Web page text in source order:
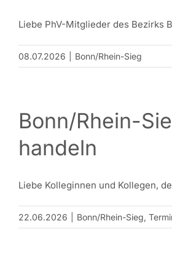
Liebe PhV-Mitglieder des Bezirks
08.07.2026 Bonn/Rhein-Sieg
Bonn/Rhein-
handeln
Liebe Kolleginnen und Kollegen,
22.06.2026 Bonn/Rhein-Sieg,